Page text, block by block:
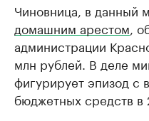
Чиновница, в данный
домашним арестом,
администрации
млн рублей. В деле
фигурирует эпизод с
бюджетных средств в